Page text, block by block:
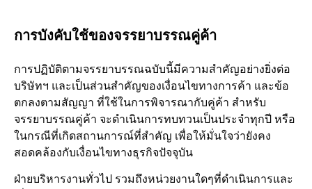
การบังคับใช้ของจรรยาบรรณคู่ค้า
การปฏิบัติตามจรรยาบรรณฉบับนี้มีความสำคัญอย่างยิ่งต่อ
บริษัทฯ และเป็นส่วนสำคัญของเงื่อนไขทางการค้า และข้อ
ตกลงตามสัญญา ที่ใช้ในการพิจารณากับคู่ค้า สำหรับ
จรรยาบรรณคู่ค้า จะดำเนินการทบทวนเป็นประจำทุกปี หรือ
ในกรณีที่เกิดสถานการณ์ที่สำคัญ เพื่อให้มั่นใจว่ายังคง
สอดคล้องกับเงื่อนไขทางธุรกิจปัจจุบัน
ฝ่ายบริหารงานทั่วไป รวมถึงหน่วยงานใดๆที่ดำเนินการและ